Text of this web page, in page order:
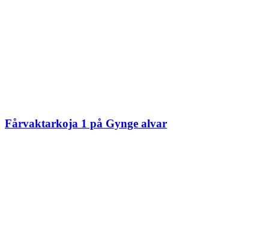
Fårvaktarkoja 1 på Gynge alvar